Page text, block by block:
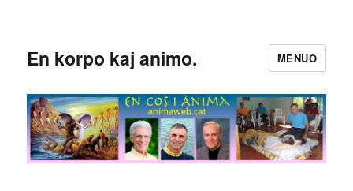
En korpo kaj animo. MENUO